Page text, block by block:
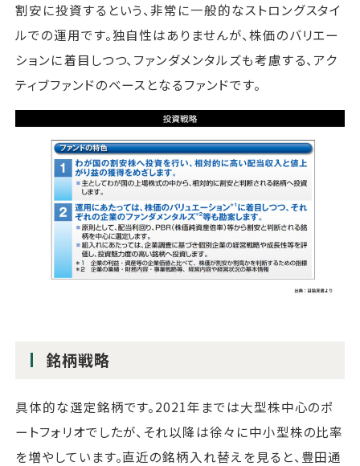
割安に投資するという、非常に一般的なストロングスタイ
ルでの運用です。独自性はありませんが、株価のバリエー
ションに着目しつつ、ファンダメンタルズも考慮する、アク
ティブファンドのベースとなるファンドです。
銘柄戦略
具体的な選定銘柄です。2021年までは大型株中心のポ
ートフォリオでしたが、それ以降は徐々に中小型株の比率
を増やしています。直近の銘柄入れ替えを見ると、豊田通